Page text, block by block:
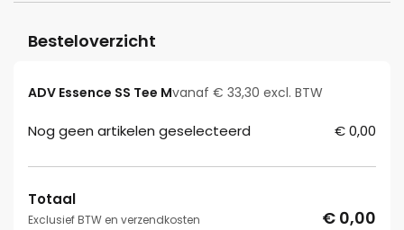
Besteloverzicht
ADV Essence SS Tee Mvanaf € 33,30 excl. BTW
Nog geen artikelen geselecteerd € 0,00
Totaal
Exclusief BTW en verzendkosten € 0,00